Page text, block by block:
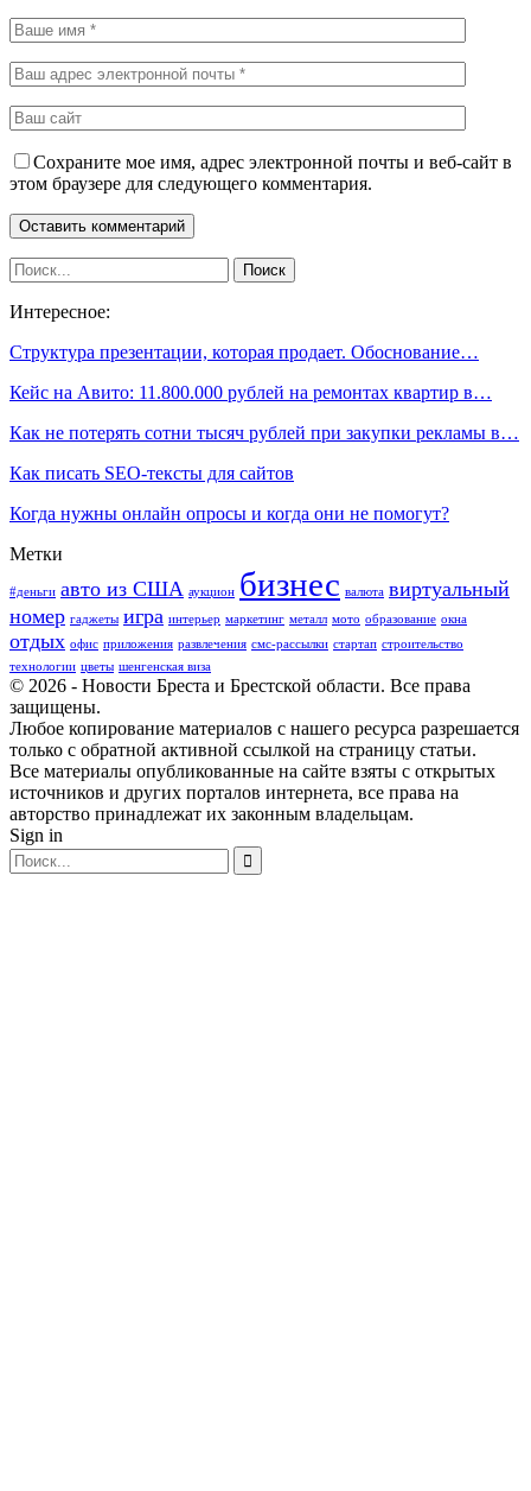
Сохраните мое имя, адрес электронной почты и веб-сайт в
этом браузере для следующего комментария.
Интересное:
Структура презентации, которая продает. Обоснование…
Кейс на Авито: 11.800.000 рублей на ремонтах квартир в…
Как не потерять сотни тысяч рублей при закупки рекламы в…
Как писать SEO-тексты для сайтов
Когда нужны онлайн опросы и когда они не помогут?
Метки
#деньги авто из США аукцион бизнес валюта виртуальный
номер гаджеты игра интерьер маркетинг металл мото образование окна
отдых офис приложения развлечения смс-рассылки стартап строительство
технологии цветы шенгенская виза
© 2026 - Новости Бреста и Брестской области. Все права
защищены.
Любое копирование материалов с нашего ресурса разрешается
только с обратной активной ссылкой на страницу статьи.
Все материалы опубликованные на сайте взяты с открытых
источников и других порталов интернета, все права на
авторство принадлежат их законным владельцам.
Sign in